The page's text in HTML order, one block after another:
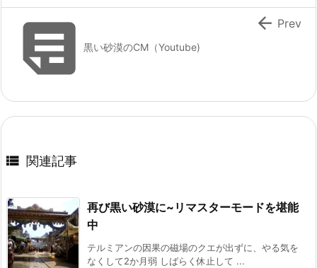
黒い砂漠のCM（Youtube)
 Prev
 関連記事
再び黒い砂漠に~リマスターモードを堪能
中
テルミアンの因果の磁場のクエが出ずに、やる気を
なくして2か月弱 しばらく休止して ...